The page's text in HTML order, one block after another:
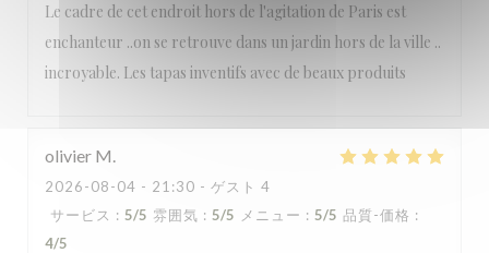
Le cadre de cet endroit hors de l'agitation de Paris est
enchanteur ..on se retrouve dans un jardin hors de la ville ..
incroyable. Les tapas inventifs avec de beaux produits
olivier M
2026-08-04 - 21:30 - ゲスト 4
サービス : 5/5 雰囲気 : 5/5 メニュー : 5/5 品質-価格 :
4/5